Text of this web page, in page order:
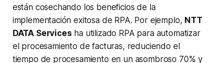
están cosechando los beneficios de la
implementación exitosa de RPA. Por ejemplo, NTT
DATA Services ha utilizado RPA para automatizar
el procesamiento de facturas, reduciendo el
tiempo de procesamiento en un asombroso 70% y